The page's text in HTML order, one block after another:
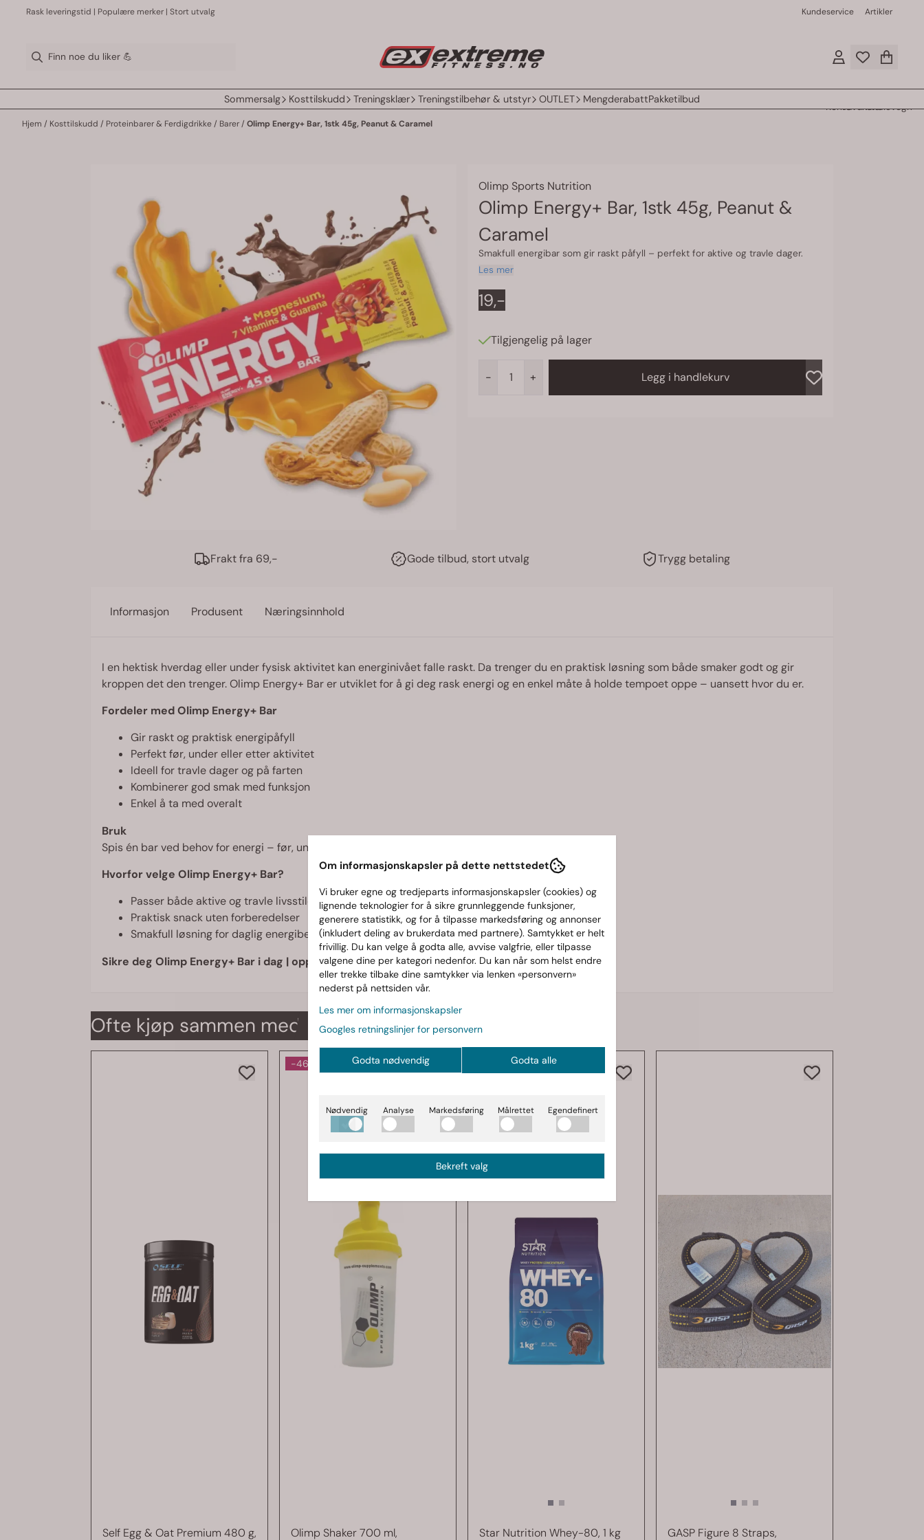
Hopp til innhold
Rask leveringstid | Populære merker | Stort utvalg Kundeservice Artikler
KontoFavoritter
Handlevogn
Sommersalg Kosttilskudd Treningsklær Treningstilbehør & utstyr OUTLET MengderabattPakketilbud
Hjem / Kosttilskudd / Proteinbarer & Ferdigdrikke/ Barer/ Olimp Energy+ Bar, 1stk 45g, Peanut & Caramel
Olimp Sports Nutrition
Olimp Energy+ Bar, 1stk 45g, Peanut &
Caramel
Smakfull energibar som gir raskt påfyll – perfekt for aktive og travle dager.
Les mer
19,-
Tilgjengelig på lager
- + Legg i handlekurv
Frakt fra 69,- Gode tilbud, stort utvalg Trygg betaling
Informasjon Produsent Næringsinnhold
I en hektisk hverdag eller under fysisk aktivitet kan energinivået falle raskt. Da trenger du en praktisk løsning som både smaker godt og gir
kroppen det den trenger. Olimp Energy+ Bar er utviklet for å gi deg rask energi og en enkel måte å holde tempoet oppe – uansett hvor du er.
Fordeler med Olimp Energy+ Bar
Gir raskt og praktisk energipåfyll
Perfekt før, under eller etter aktivitet
Ideell for travle dager og på farten
Kombinerer god smak med funksjon
Enkel å ta med overalt
Bruk
Spis én bar ved behov for energi – før, under eller etter aktivitet.
Hvorfor velge Olimp Energy+ Bar?
Passer både aktive og travle livsstiler
Praktisk snack uten forberedelser
Smakfull løsning for daglig energibehov
Sikre deg Olimp Energy+ Bar i dag | opplev rask energi og fantastisk smak.
Ofte kjøp sammen med
Self Egg & Oat Premium 480 g,
-46%
Olimp Shaker 700 ml,
Mengderabatt
Star Nutrition Whey-80, 1 kg GASP Figure 8 Straps,
Om informasjonskapsler på dette nettstedet
Vi bruker egne og tredjeparts informasjonskapsler (cookies) og
lignende teknologier for å sikre grunnleggende funksjoner,
generere statistikk, og for å tilpasse markedsføring og annonser
(inkludert deling av brukerdata med partnere). Samtykket er helt
frivillig. Du kan velge å godta alle, avvise valgfrie, eller tilpasse
valgene dine per kategori nedenfor. Du kan når som helst endre
eller trekke tilbake dine samtykker via lenken «personvern»
nederst på nettsiden vår.
Les mer om informasjonskapsler
Googles retningslinjer for personvern
Godta nødvendig Godta alle
Nødvendig Analyse Markedsføring Målrettet Egendefinert
Bekreft valg